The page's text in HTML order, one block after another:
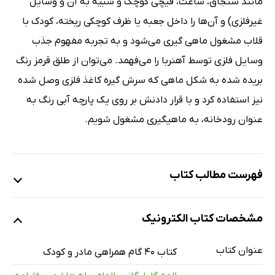
غیرفلزی) و آن‌ها را داخل جعبه یا ظرف کوچکی ریخته، کودک با
قلاب مشغول ماهی گیری می‌شود و به تجربه مفهوم جذب
وسایل فلزی توسط آهنربا را می‌فهمد. می‌توان از طلق قرمز رنگ
بریده شده به شکل ماهی که سرش گیره کاغذ فلزی وصل شده
نیز استفاده کرد و با قرار دادنش بر روی یک پارچه آبی رنگ به
عنوان رودخانه، به ماهیگیری مشغول شویم.
فهرست مطالب کتاب
گام اول: نقاشی‌های کامل‌کردنی
گام دوم: ماکارونی‌های رنگارنگ
مشخصات کتاب الکترونیک
عنوان کتاب کتاب 40 گام همراهی مادر و کودک